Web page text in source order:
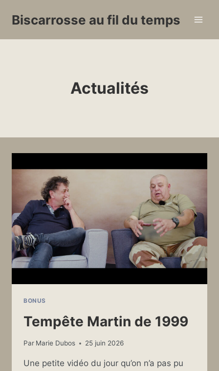
Biscarrosse au fil du temps
Actualités
BONUS
Tempête Martin de 1999
Par Marie Dubos 25 juin 2026
Une petite vidéo du jour qu’on n’a pas pu